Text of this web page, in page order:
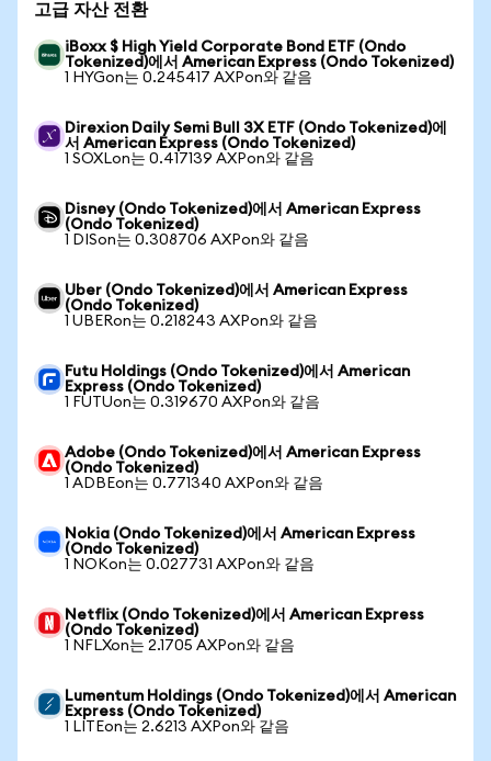
고급 자산 전환
iBoxx $ High Yield Corporate Bond ETF (Ondo
Tokenized)에서 American Express (Ondo Tokenized)
1 HYGon는 0.245417 AXPon와 같음
Direxion Daily Semi Bull 3X ETF (Ondo Tokenized)에
서 American Express (Ondo Tokenized)
1 SOXLon는 0.417139 AXPon와 같음
Disney (Ondo Tokenized)에서 American Express
(Ondo Tokenized)
1 DISon는 0.308706 AXPon와 같음
Uber (Ondo Tokenized)에서 American Express
(Ondo Tokenized)
1 UBERon는 0.218243 AXPon와 같음
Futu Holdings (Ondo Tokenized)에서 American
Express (Ondo Tokenized)
1 FUTUon는 0.319670 AXPon와 같음
Adobe (Ondo Tokenized)에서 American Express
(Ondo Tokenized)
1 ADBEon는 0.771340 AXPon와 같음
Nokia (Ondo Tokenized)에서 American Express
(Ondo Tokenized)
1 NOKon는 0.027731 AXPon와 같음
Netflix (Ondo Tokenized)에서 American Express
(Ondo Tokenized)
1 NFLXon는 2.1705 AXPon와 같음
Lumentum Holdings (Ondo Tokenized)에서 American
Express (Ondo Tokenized)
1 LITEon는 2.6213 AXPon와 같음